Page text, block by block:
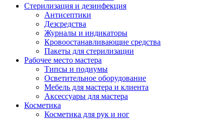
Стерилизация и дезинфекция
Антисептики
Дезсредства
Журналы и индикаторы
Кровоостанавливающие средства
Пакеты для стерилизации
Рабочее место мастера
Типсы и подиумы
Осветительное оборудование
Мебель для мастера и клиента
Аксессуары для мастера
Косметика
Косметика для рук и ног